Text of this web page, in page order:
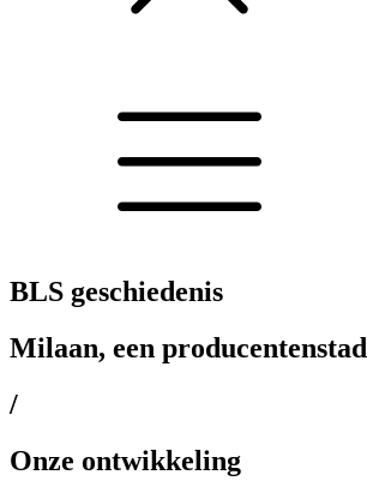
BLS geschiedenis
Milaan, een producentenstad
/
Onze ontwikkeling